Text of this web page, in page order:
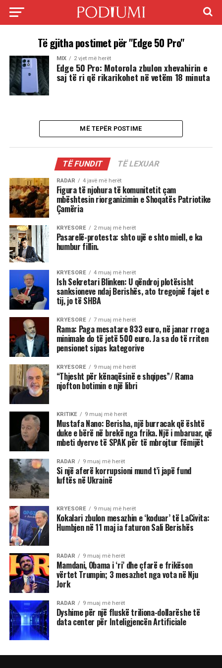
Të gjitha postimet për "Edge 50 Pro"
MIX 2 vjet më herët
Edge 50 Pro: Motorola zbulon xhevahirin e
saj të ri që rikarikohet në vetëm 18 minuta
MË TEPËR POSTIME
TË FUNDIT TË LEXUAR
RADAR 4 javë më herët
Figura të njohura të komunitetit çam
mbështesin riorganizimin e Shoqatës Patriotike
Çamëria
KRYESORE 2 muaj më herët
Pasarelë-protesta: shto ujë e shto miell, e ka
humbur fillin.
KRYESORE 4 muaj më herët
Ish Sekretari Blinken: U qëndroj plotësisht
sanksioneve ndaj Berishës, ato tregojnë fajet e
tij, jo të SHBA
KRYESORE 7 muaj më herët
Rama: Paga mesatare 833 euro, në janar rroga
minimale do të jetë 500 euro. Ja sa do të rriten
pensionet sipas kategorive
KRYESORE 9 muaj më herët
“Thjesht për kënaqësinë e shqipes”/ Rama
njofton botimin e një libri
KRITIKE 9 muaj më herët
Mustafa Nano: Berisha, një burracak që është
duke e bërë në brekë nga frika. Një i mbaruar, që
mbeti dyerve të SPAK për të mbrojtur fëmijët
RADAR 9 muaj më herët
Si një aferë korrupsioni mund t’i japë fund
luftës në Ukrainë
KRYESORE 9 muaj më herët
Kokalari zbulon mesazhin e ‘koduar’ të LaCivita:
Humbjen në 11 maj ia faturon Sali Berishës
RADAR 9 muaj më herët
Mamdani, Obama i ‘ri’ dhe çfarë e frikëson
vërtet Trumpin; 3 mesazhet nga vota në Nju
Jork
RADAR 9 muaj më herët
Dyshime për një fluskë triliona-dollarëshe të
data center për Inteligjencën Artificiale